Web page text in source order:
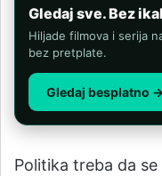
Gledaj sve. Bez
Hiljade filmova i serija
bez pretplate.
Gledaj besplatno →
Politika treba da